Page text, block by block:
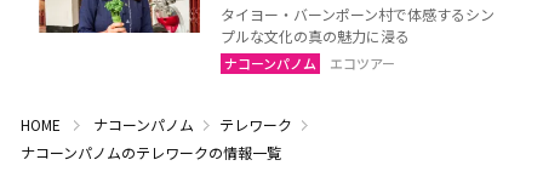
タイヨー・バーンポーン村で体感するシン
プルな文化の真の魅力に浸る
ナコーンパノム エコツアー
HOME ナコーンパノム
テレワーク
ナコーンパノムのテレワークの情報一覧